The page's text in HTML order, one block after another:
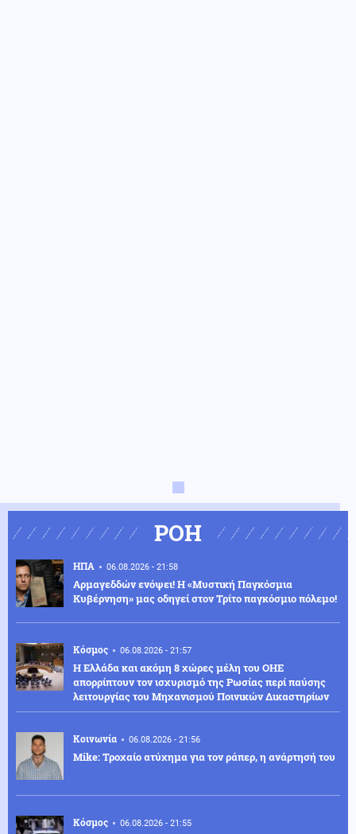
ΡΟΗ
ΗΠΑ 06.08.2026 - 21:58
Αρμαγεδδών ενόψει! Η «Μυστική Παγκόσμια
Κυβέρνηση» μας οδηγεί στον Τρίτο παγκόσμιο πόλεμο!
Κόσμος 06.08.2026 - 21:57
Η Ελλάδα και ακόμη 8 χώρες μέλη του ΟΗΕ
απορρίπτουν τον ισχυρισμό της Ρωσίας περί παύσης
λειτουργίας του Μηχανισμού Ποινικών Δικαστηρίων
Κοινωνία 06.08.2026 - 21:56
Mike: Τροχαίο ατύχημα για τον ράπερ, η ανάρτησή του
Κόσμος 06.08.2026 - 21:55